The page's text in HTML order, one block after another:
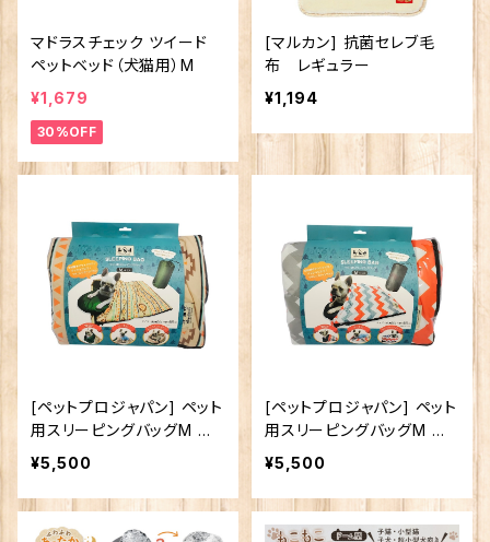
マドラスチェック ツイード
ペットベッド（犬猫用）M
¥1,679
30%OFF
[マルカン] 抗菌セレブ毛
布 レギュラー
¥1,194
[ペットプロジャパン] ペット
用スリーピングバッグM ネ
イティブ ペット住関連用品
ペットベッド
¥5,500
[ペットプロジャパン] ペット
用スリーピングバッグM シ
ェブロン ペット住関連用品
ペットベッド
¥5,500